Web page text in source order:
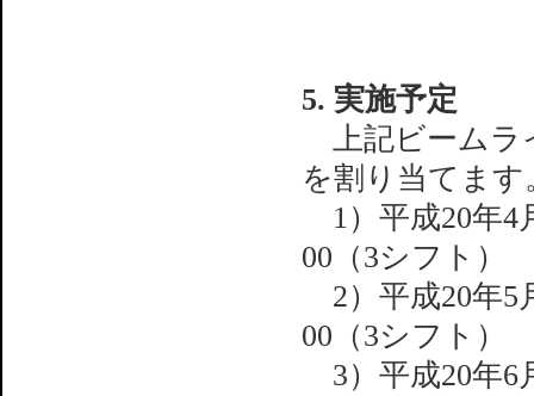
5. 実施予定
上記ビームラ
を割り当てます
1）平成20年4
00（3シフト）
2）平成20年5
00（3シフト）
3）平成20年6